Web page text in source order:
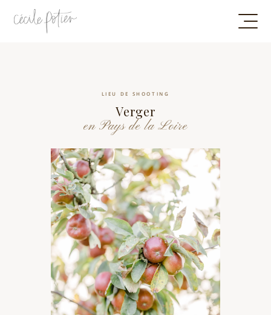
LIEU DE SHOOTING
Verger
en Pays de la Loire